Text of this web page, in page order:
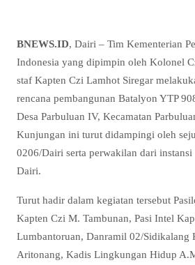
BNEWS.ID, Dairi – Tim Kementerian
Indonesia yang dipimpin oleh Kolonel
staf Kapten Czi Lamhot Siregar
rencana pembangunan Batalyon YTP
Desa Parbuluan IV, Kecamatan
Kunjungan ini turut didampingi oleh
0206/Dairi serta perwakilan dari
Dairi.
Turut hadir dalam kegiatan tersebut
Kapten Czi M. Tambunan, Pasi Intel
Lumbantoruan, Danramil 02/Sidikalang
Aritonang, Kadis Lingkungan Hidup